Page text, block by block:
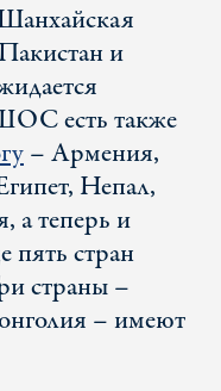
и
есть также
– Армения,
Непал,
а теперь и
пять стран
страны –
– имеют